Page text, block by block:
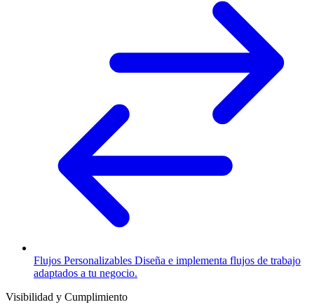
Flujos Personalizables Diseña e implementa flujos de trabajo
adaptados a tu negocio.
Visibilidad y Cumplimiento